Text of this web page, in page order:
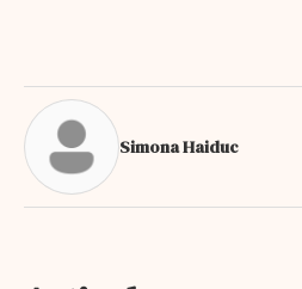
Simona Haiduc